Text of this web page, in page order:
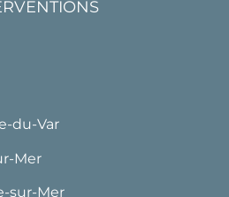
du-Var
Mer
sur-Mer